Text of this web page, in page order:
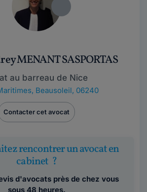
MENANT SASPORTAS
au barreau de Nice
, Beausoleil, 06240
Contacter cet avocat
rencontrer un avocat en
cabinet ?
d'avocats près de chez vous
sous 48 heures.